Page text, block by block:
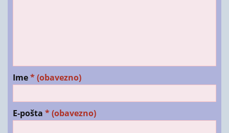
Ime* (obavezno)
E-pošta * (obavezno)